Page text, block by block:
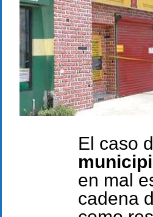
El caso
en mal
cadena